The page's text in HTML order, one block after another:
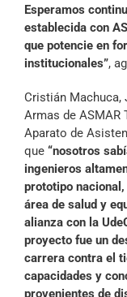
Esperamos
establecida con
que potencie en
institucionales”,
Cristián Machuca,
Armas de ASMAR
Aparato de
que “nosotros
ingenieros
prototipo
área de salud y
alianza con la
proyecto fue un
carrera contra el
capacidades y
provenientes de